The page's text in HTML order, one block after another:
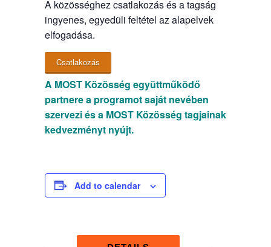
A közösséghez csatlakozás és a tagság
ingyenes, egyedüli feltétel az alapelvek
elfogadása.
Csatlakozás
A MOST Közösség együttműködő
partnere a programot saját nevében
szervezi és a MOST Közösség tagjainak
kedvezményt nyújt.
Add to calendar